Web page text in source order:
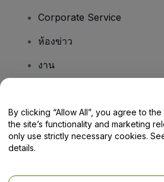
Corporate Service
ห้องข่าว
งาน
Help Centre / Contact Us
By clicking “Allow All”, you agree to
the site’s functionality and marketing
only use strictly necessary cookies.
details.